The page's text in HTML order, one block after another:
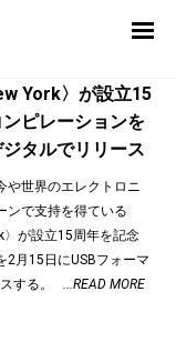
York〉が設立15
ピレーションを
タルでリリース
や世界のエレクトロニ
ンで支持を得ている
〉が設立15周年を記念
2月15日にUSBフォーマ
する。 ...READ MORE